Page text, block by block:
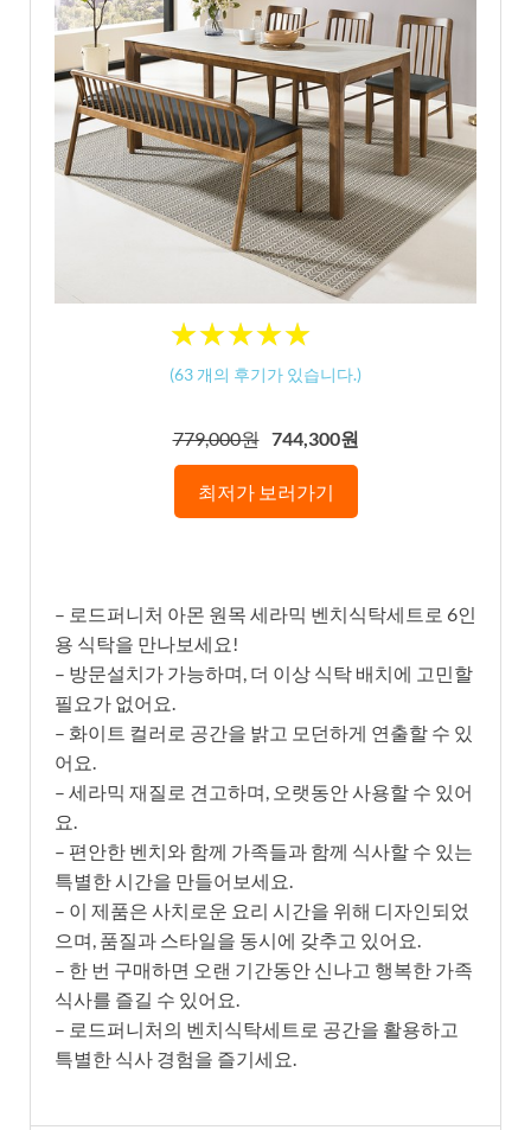
★★★★★
★★★★★
(63 개의 후기가 있습니다.)
779,000원 744,300원
최저가 보러가기
– 로드퍼니처 아몬 원목 세라믹 벤치식탁세트로 6인
용 식탁을 만나보세요!
– 방문설치가 가능하며, 더 이상 식탁 배치에 고민할
필요가 없어요.
– 화이트 컬러로 공간을 밝고 모던하게 연출할 수 있
어요.
– 세라믹 재질로 견고하며, 오랫동안 사용할 수 있어
요.
– 편안한 벤치와 함께 가족들과 함께 식사할 수 있는
특별한 시간을 만들어보세요.
– 이 제품은 사치로운 요리 시간을 위해 디자인되었
으며, 품질과 스타일을 동시에 갖추고 있어요.
– 한 번 구매하면 오랜 기간동안 신나고 행복한 가족
식사를 즐길 수 있어요.
– 로드퍼니처의 벤치식탁세트로 공간을 활용하고
특별한 식사 경험을 즐기세요.